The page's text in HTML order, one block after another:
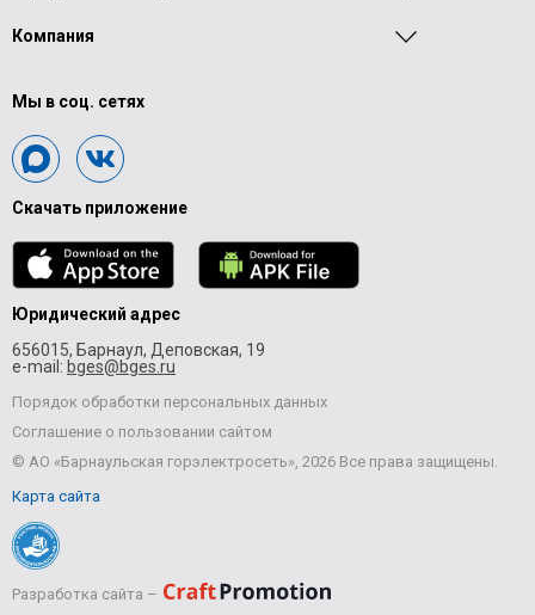
Компания
Мы в соц. сетях
Скачать приложение
Юридический адрес
656015, Барнаул, Деповская, 19
e-mail: bges@bges.ru
Порядок обработки персональных данных
Соглашение о пользовании сайтом
© АО «Барнаульская горэлектросеть», 2026 Все права защищены.
Карта сайта
Разработка сайта –